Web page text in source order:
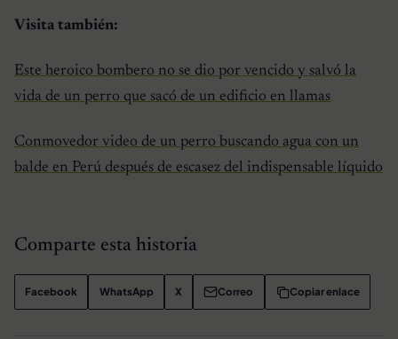
Visita también:
Este heroico bombero no se dio por vencido y salvó la
vida de un perro que sacó de un edificio en llamas
Conmovedor video de un perro buscando agua con un
balde en Perú después de escasez del indispensable líquido
Comparte esta historia
Facebook WhatsApp X Correo Copiar enlace